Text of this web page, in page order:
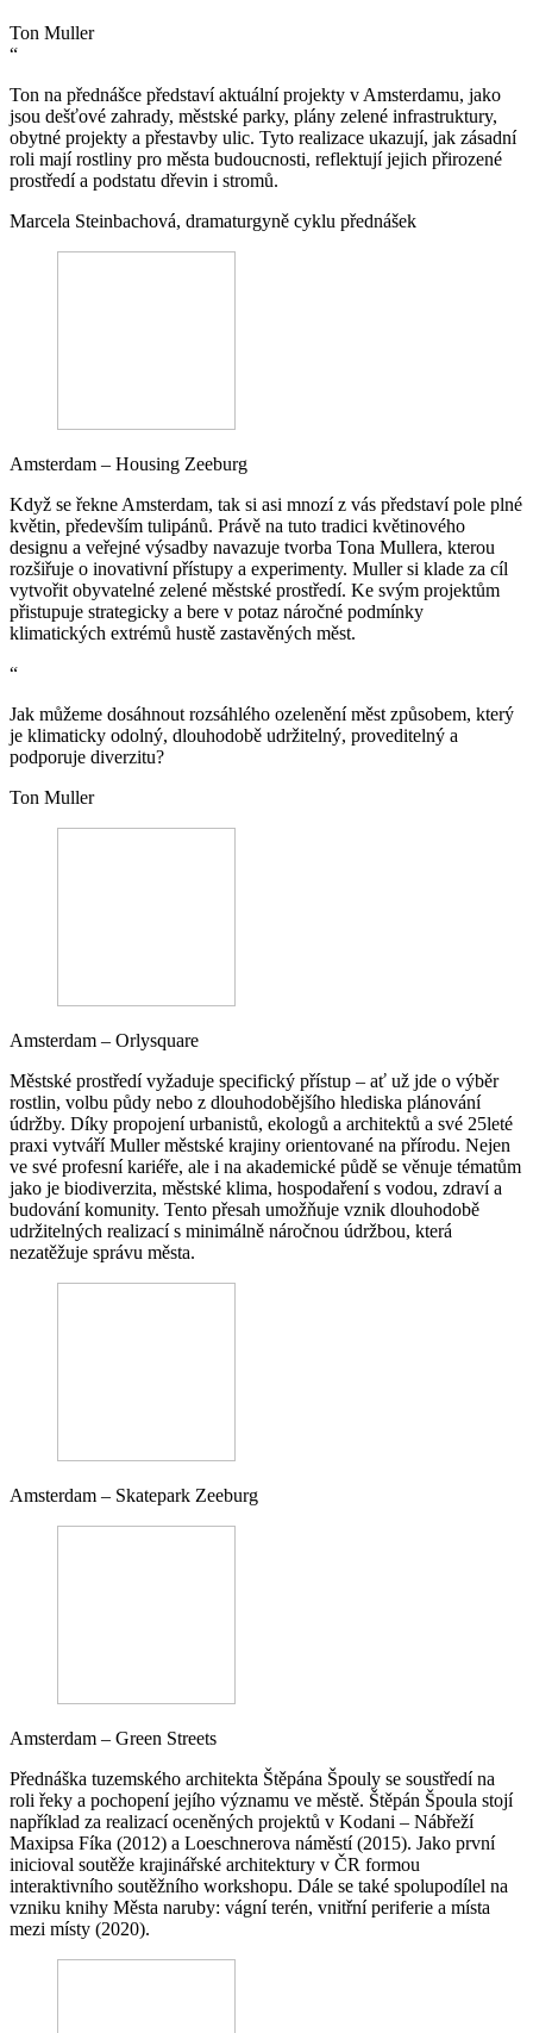
Ton Muller
“
Ton na přednášce představí aktuální projekty v Amsterdamu, jako
jsou dešťové zahrady, městské parky, plány zelené infrastruktury,
obytné projekty a přestavby ulic. Tyto realizace ukazují, jak zásadní
roli mají rostliny pro města budoucnosti, reflektují jejich přirozené
prostředí a podstatu dřevin i stromů.
Marcela Steinbachová, dramaturgyně cyklu přednášek
Amsterdam – Housing Zeeburg
Když se řekne Amsterdam, tak si asi mnozí z vás představí pole plné
květin, především tulipánů. Právě na tuto tradici květinového
designu a veřejné výsadby navazuje tvorba Tona Mullera, kterou
rozšiřuje o inovativní přístupy a experimenty. Muller si klade za cíl
vytvořit obyvatelné zelené městské prostředí. Ke svým projektům
přistupuje strategicky a bere v potaz náročné podmínky
klimatických extrémů hustě zastavěných měst.
“
Jak můžeme dosáhnout rozsáhlého ozelenění měst způsobem, který
je klimaticky odolný, dlouhodobě udržitelný, proveditelný a
podporuje diverzitu?
Ton Muller
Amsterdam – Orlysquare
Městské prostředí vyžaduje specifický přístup – ať už jde o výběr
rostlin, volbu půdy nebo z dlouhodobějšího hlediska plánování
údržby. Díky propojení urbanistů, ekologů a architektů a své 25leté
praxi vytváří Muller městské krajiny orientované na přírodu. Nejen
ve své profesní kariéře, ale i na akademické půdě se věnuje tématům
jako je biodiverzita, městské klima, hospodaření s vodou, zdraví a
budování komunity. Tento přesah umožňuje vznik dlouhodobě
udržitelných realizací s minimálně náročnou údržbou, která
nezatěžuje správu města.
Amsterdam – Skatepark Zeeburg
Amsterdam – Green Streets
Přednáška tuzemského architekta Štěpána Špouly se soustředí na
roli řeky a pochopení jejího významu ve městě. Štěpán Špoula stojí
například za realizací oceněných projektů v Kodani – Nábřeží
Maxipsa Fíka (2012) a Loeschnerova náměstí (2015). Jako první
inicioval soutěže krajinářské architektury v ČR formou
interaktivního soutěžního workshopu. Dále se také spolupodílel na
vzniku knihy Města naruby: vágní terén, vnitřní periferie a místa
mezi místy (2020).